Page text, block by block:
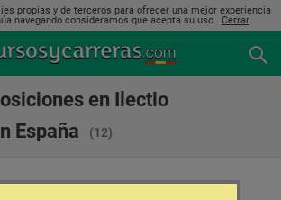
propias y de terceros para ofrecer una mejor experiencia
navegando consideramos que acepta su uso.. Cerrar
en Ilectio
España
(12)